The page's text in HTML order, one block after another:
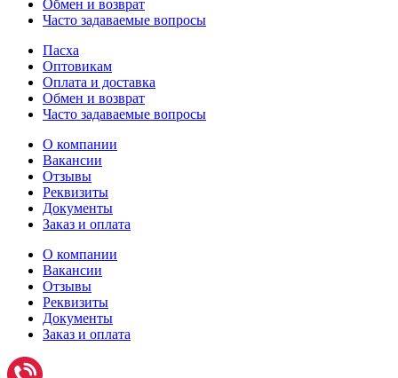
Обмен и возврат
Часто задаваемые вопросы
Пасха
Оптовикам
Оплата и доставка
Обмен и возврат
Часто задаваемые вопросы
О компании
Вакансии
Отзывы
Реквизиты
Документы
Заказ и оплата
О компании
Вакансии
Отзывы
Реквизиты
Документы
Заказ и оплата